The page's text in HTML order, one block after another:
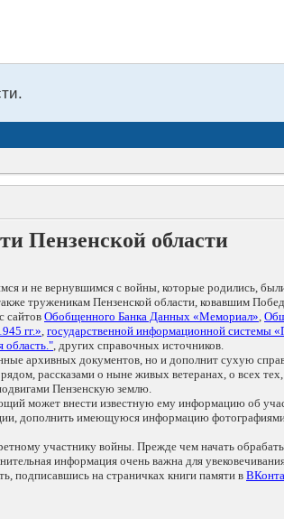
Пензенской области
и не вернувшимся с войны, которые родились,
труженикам Пензенской области, ковавшим
сайтовОбобщенного Банка Данных «Мемориал»,
гг.», государственной информационной системы
область.", других справочных источников.
архивных документов, но и дополнит сухую
рассказами о ныне живых ветеранах, о всех
Пензенскую землю.
может внести известную ему информацию об
дополнить имеющуюся информацию
участнику войны. Прежде чем начать
информация очень важна для
подписавшись на страничках книги памяти в